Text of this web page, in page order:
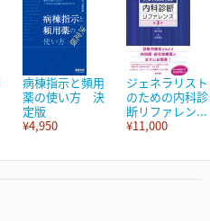
病棟指示と頻用
薬の使い方 決
定版
¥4,950
ジェネラリスト
のための内科診
断リファレン...
¥11,000